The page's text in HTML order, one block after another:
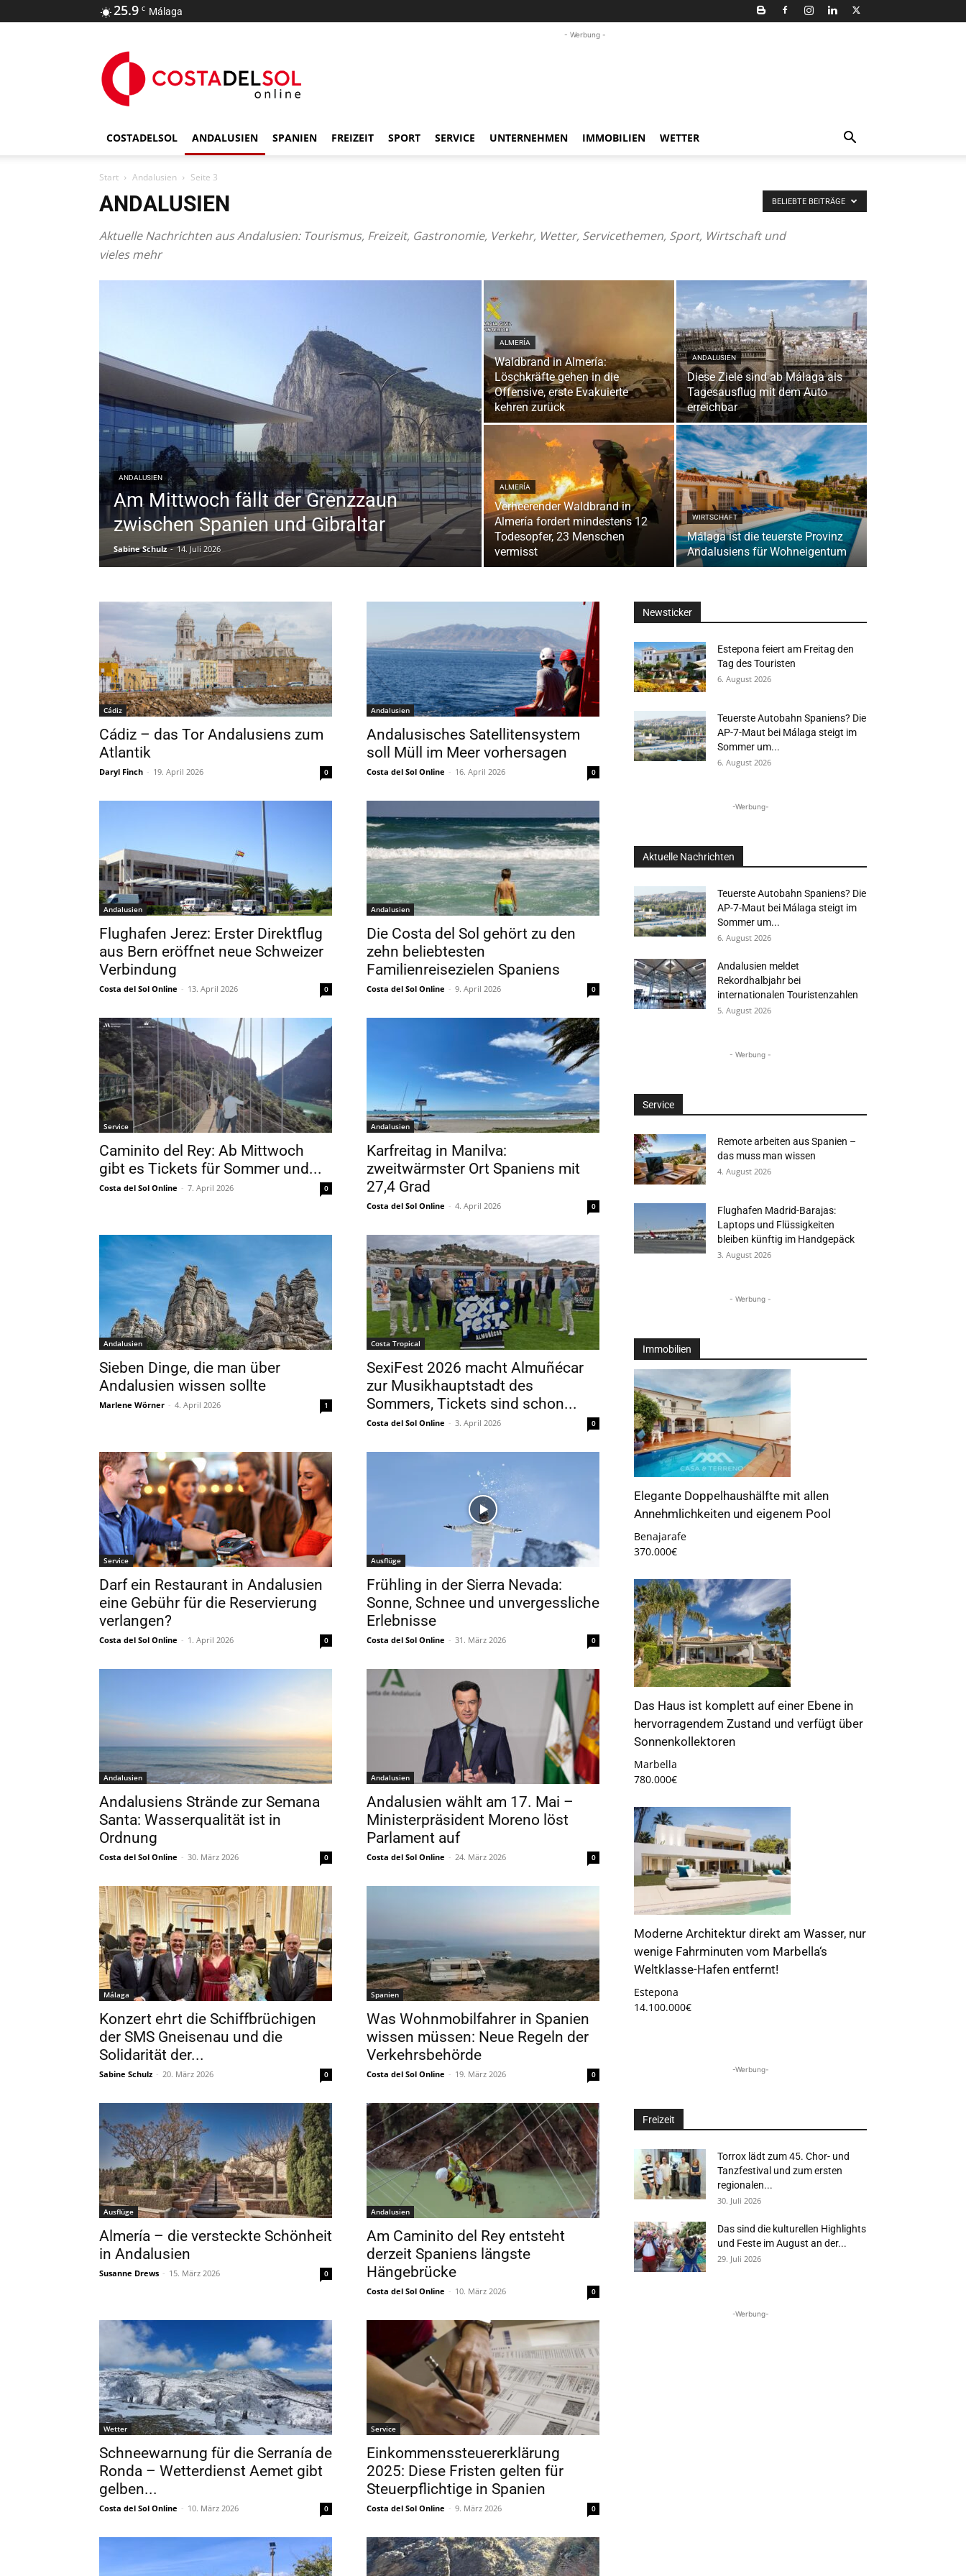
25.9 C Málaga
- Werbung -
COSTADELSOL ANDALUSIEN SPANIEN FREIZEIT SPORT SERVICE UNTERNEHMEN IMMOBILIEN WETTER
Start Andalusien Seite 3
ANDALUSIEN
Aktuelle Nachrichten aus Andalusien: Tourismus, Freizeit, Gastronomie, Verkehr, Wetter, Servicethemen, Sport, Wirtschaft und
vieles mehr
BELIEBTE BEITRÄGE
ANDALUSIEN
Am Mittwoch fällt der Grenzzaun
zwischen Spanien und Gibraltar
Sabine Schulz - 14. Juli 2026
ALMERÍA
Waldbrand in Almería:
Löschkräfte gehen in die
Offensive, erste Evakuierte
kehren zurück
ANDALUSIEN
Diese Ziele sind ab Málaga als
Tagesausflug mit dem Auto
erreichbar
ALMERÍA
Verheerender Waldbrand in
Almería fordert mindestens 12
Todesopfer, 23 Menschen
vermisst
WIRTSCHAFT
Málaga ist die teuerste Provinz
Andalusiens für Wohneigentum
Cádiz
Cádiz – das Tor Andalusiens zum
Atlantik
Daryl Finch - 19. April 2026 0
Andalusien
Andalusisches Satellitensystem
soll Müll im Meer vorhersagen
Costa del Sol Online - 16. April 2026 0
Andalusien
Flughafen Jerez: Erster Direktflug
aus Bern eröffnet neue Schweizer
Verbindung
Costa del Sol Online - 13. April 2026 0
Andalusien
Die Costa del Sol gehört zu den
zehn beliebtesten
Familienreisezielen Spaniens
Costa del Sol Online - 9. April 2026 0
Service
Caminito del Rey: Ab Mittwoch
gibt es Tickets für Sommer und...
Costa del Sol Online - 7. April 2026 0
Andalusien
Karfreitag in Manilva:
zweitwärmster Ort Spaniens mit
27,4 Grad
Costa del Sol Online - 4. April 2026 0
Andalusien
Sieben Dinge, die man über
Andalusien wissen sollte
Marlene Wörner - 4. April 2026 1
Costa Tropical
SexiFest 2026 macht Almuñécar
zur Musikhauptstadt des
Sommers, Tickets sind schon...
Costa del Sol Online - 3. April 2026 0
Service
Darf ein Restaurant in Andalusien
eine Gebühr für die Reservierung
verlangen?
Costa del Sol Online - 1. April 2026 0
Ausflüge
Frühling in der Sierra Nevada:
Sonne, Schnee und unvergessliche
Erlebnisse
Costa del Sol Online - 31. März 2026 0
Andalusien
Andalusiens Strände zur Semana
Santa: Wasserqualität ist in
Ordnung
Costa del Sol Online - 30. März 2026 0
Andalusien
Andalusien wählt am 17. Mai –
Ministerpräsident Moreno löst
Parlament auf
Costa del Sol Online - 24. März 2026 0
Málaga
Konzert ehrt die Schiffbrüchigen
der SMS Gneisenau und die
Solidarität der...
Sabine Schulz - 20. März 2026 0
Spanien
Was Wohnmobilfahrer in Spanien
wissen müssen: Neue Regeln der
Verkehrsbehörde
Costa del Sol Online - 19. März 2026 0
Ausflüge
Almería – die versteckte Schönheit
in Andalusien
Susanne Drews - 15. März 2026 0
Andalusien
Am Caminito del Rey entsteht
derzeit Spaniens längste
Hängebrücke
Costa del Sol Online - 10. März 2026 0
Wetter
Schneewarnung für die Serranía de
Ronda – Wetterdienst Aemet gibt
gelben...
Costa del Sol Online - 10. März 2026 0
Service
Einkommenssteuererklärung
2025: Diese Fristen gelten für
Steuerpflichtige in Spanien
Costa del Sol Online - 9. März 2026 0
Newsticker
Estepona feiert am Freitag den
Tag des Touristen
6. August 2026
Teuerste Autobahn Spaniens? Die
AP-7-Maut bei Málaga steigt im
Sommer um...
6. August 2026
-Werbung-
Aktuelle Nachrichten
Teuerste Autobahn Spaniens? Die
AP-7-Maut bei Málaga steigt im
Sommer um...
6. August 2026
Andalusien meldet
Rekordhalbjahr bei
internationalen Touristenzahlen
5. August 2026
- Werbung -
Service
Remote arbeiten aus Spanien –
das muss man wissen
4. August 2026
Flughafen Madrid-Barajas:
Laptops und Flüssigkeiten
bleiben künftig im Handgepäck
3. August 2026
- Werbung -
Immobilien
Elegante Doppelhaushälfte mit allen
Annehmlichkeiten und eigenem Pool
Benajarafe
370.000€
Das Haus ist komplett auf einer Ebene in
hervorragendem Zustand und verfügt über
Sonnenkollektoren
Marbella
780.000€
Moderne Architektur direkt am Wasser, nur
wenige Fahrminuten vom Marbella‘s
Weltklasse-Hafen entfernt!
Estepona
14.100.000€
-Werbung-
Freizeit
Torrox lädt zum 45. Chor- und
Tanzfestival und zum ersten
regionalen...
30. Juli 2026
Das sind die kulturellen Highlights
und Feste im August an der...
29. Juli 2026
-Werbung-